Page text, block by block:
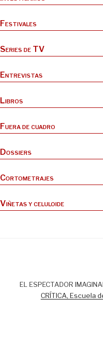
Festivales
Series de TV
Entrevistas
Libros
Fuera de cuadro
Dossiers
Cortometrajes
Viñetas y celuloide
EL ESPECTADOR
CRÍTICA, Escuela